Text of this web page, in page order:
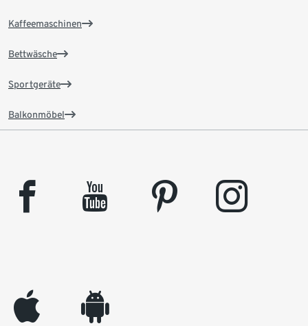
Kaffeemaschinen
Bettwäsche
Sportgeräte
Balkonmöbel
facebook youtube pinterest instagram
appleinc android